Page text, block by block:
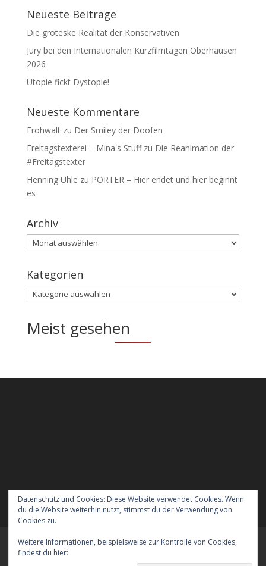
Neueste Beiträge
Die groteske Realität der Konservativen
Jury bei den Internationalen Kurzfilmtagen Oberhausen
2026
Utopie fickt Dystopie!
Neueste Kommentare
Frohwaltzu Der Smiley der Doofen
Freitagstexterei – Mina's Stuffzu Die Reanimation der
#Freitagstexter
Henning Uhle zu PORTER – Hier endet und hier beginnt
es
Archiv
Archiv
Kategorien
Kategorien
Meist gesehen
Datenschutz und Cookies: Diese Website verwendet Cookies. Wenn
du die Website weiterhin nutzt, stimmst du der Verwendung von
Cookies zu.
Weitere Informationen, beispielsweise zur Kontrolle von Cookies,
findest du hier:
Meraner Höhenweg wandern mit Hund
Verreisen mit Hund nach England